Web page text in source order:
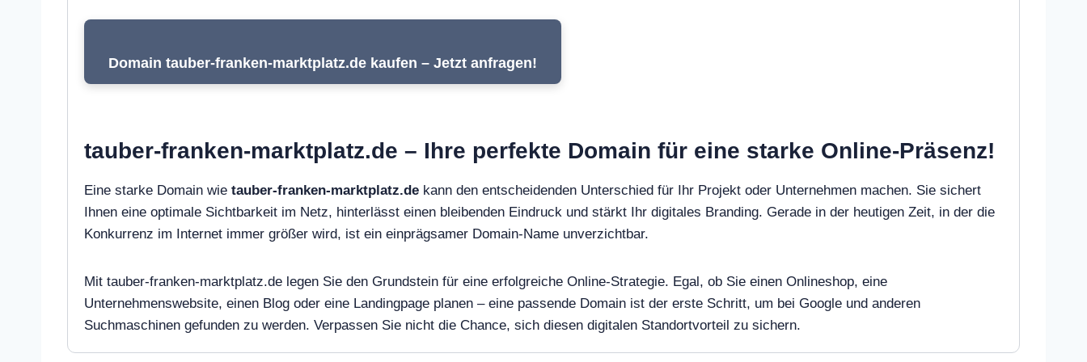
Domain tauber-franken-marktplatz.de kaufen – Jetzt anfragen!
tauber-franken-marktplatz.de – Ihre perfekte Domain für eine starke Online-Präsenz!
Eine starke Domain wie tauber-franken-marktplatz.de kann den entscheidenden Unterschied für Ihr Projekt oder Unternehmen machen. Sie sichert
Ihnen eine optimale Sichtbarkeit im Netz, hinterlässt einen bleibenden Eindruck und stärkt Ihr digitales Branding. Gerade in der heutigen Zeit, in der die
Konkurrenz im Internet immer größer wird, ist ein einprägsamer Domain-Name unverzichtbar.
Mit tauber-franken-marktplatz.de legen Sie den Grundstein für eine erfolgreiche Online-Strategie. Egal, ob Sie einen Onlineshop, eine
Unternehmenswebsite, einen Blog oder eine Landingpage planen – eine passende Domain ist der erste Schritt, um bei Google und anderen
Suchmaschinen gefunden zu werden. Verpassen Sie nicht die Chance, sich diesen digitalen Standortvorteil zu sichern.